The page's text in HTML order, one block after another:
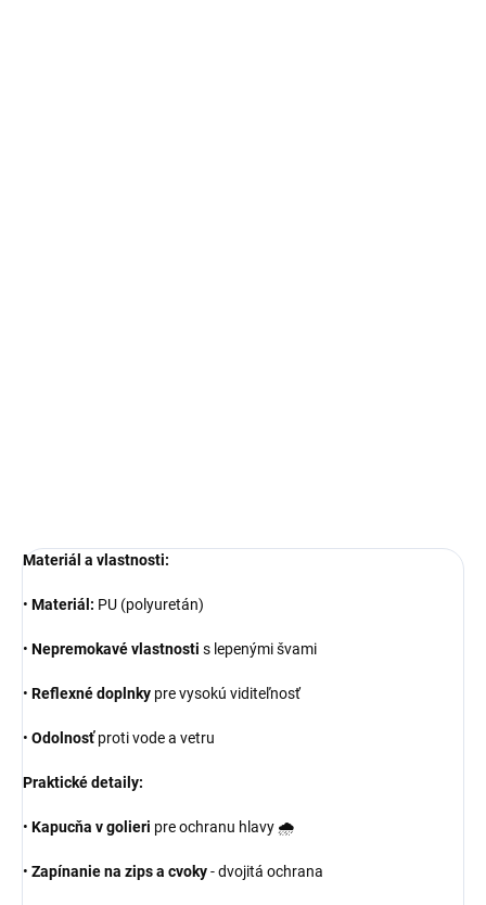
Materiál a vlastnosti:
• Materiál: PU (polyuretán)
• Nepremokavé vlastnosti s lepenými švami
• Reflexné doplnky pre vysokú viditeľnosť
• Odolnosť proti vode a vetru
Praktické detaily:
• Kapucňa v golieri pre ochranu hlavy 🌧️
• Zapínanie na zips a cvoky- dvojitá ochrana